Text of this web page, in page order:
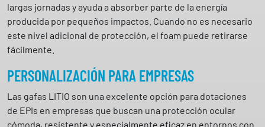
largas jornadas y ayuda a absorber parte de la energía
producida por pequeños impactos. Cuando no es necesario
este nivel adicional de protección, el foam puede retirarse
fácilmente.
PERSONALIZACIÓN PARA EMPRESAS
Las gafas LITIO son una excelente opción para dotaciones
de EPIs en empresas que buscan una protección ocular
cómoda, resistente y especialmente eficaz en entornos con